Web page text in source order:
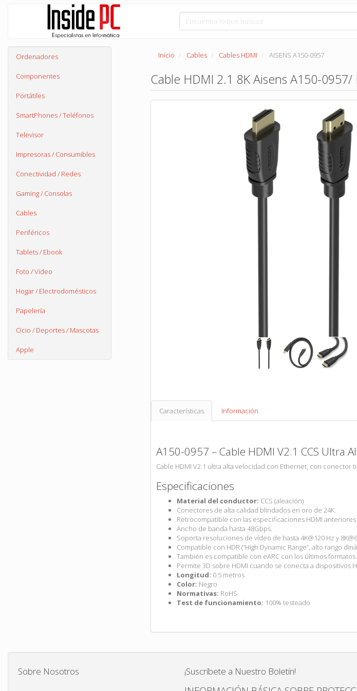
Ordenadores
Componentes
Portátiles
SmartPhones / Teléfonos
Televisor
Impresoras / Consumibles
Conectividad / Redes
Gaming / Consolas
Cables
Periféricos
Tablets / Ebook
Foto / Video
Hogar / Electrodomésticos
Papelería
Ocio / Deportes / Mascotas
Apple
Inicio Cables Cables HDMI AISENS A150-0957
Cable HDMI 2.1 8K Aisens A150-
Características Información
A150-0957 – Cable HDMI V2.1 CCS Ultra
Cable HDMI V2.1 ultra alta velocidad con Ethernet, con conector
Especificaciones
Material del conductor: CCS (aleación)
Conectores de alta calidad blindados en oro de 24K.
Retrocompatible con las especificaciones HDMI
Ancho de banda hasta 48Gbps.
Soporta resoluciones de vídeo de hasta 4K@120 Hz y
Compatible con HDR (“High Dynamic Range”, alto rango
También es compatible con eARC con los últimos
Permite 3D sobre HDMI cuando se conecta a dispositivos
Longitud: 0.5 metros
Color: Negro
Normativas: RoHS
Test de funcionamiento: 100% testeado
Sobre Nosotros ¡Suscríbete a Nuestro Boletín!